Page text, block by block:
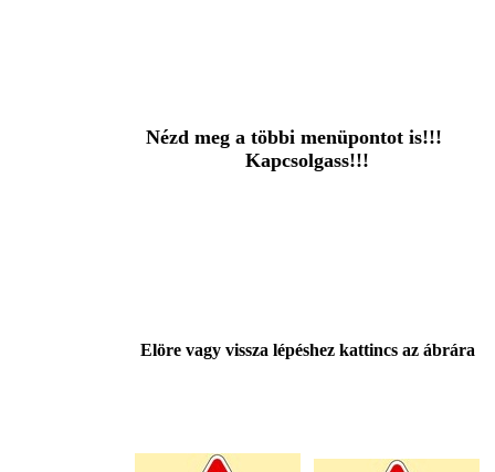
Nézd meg a többi menüpontot is!!!
Kapcsolgass!!!
Elöre vagy vissza lépéshez kattincs az ábrára